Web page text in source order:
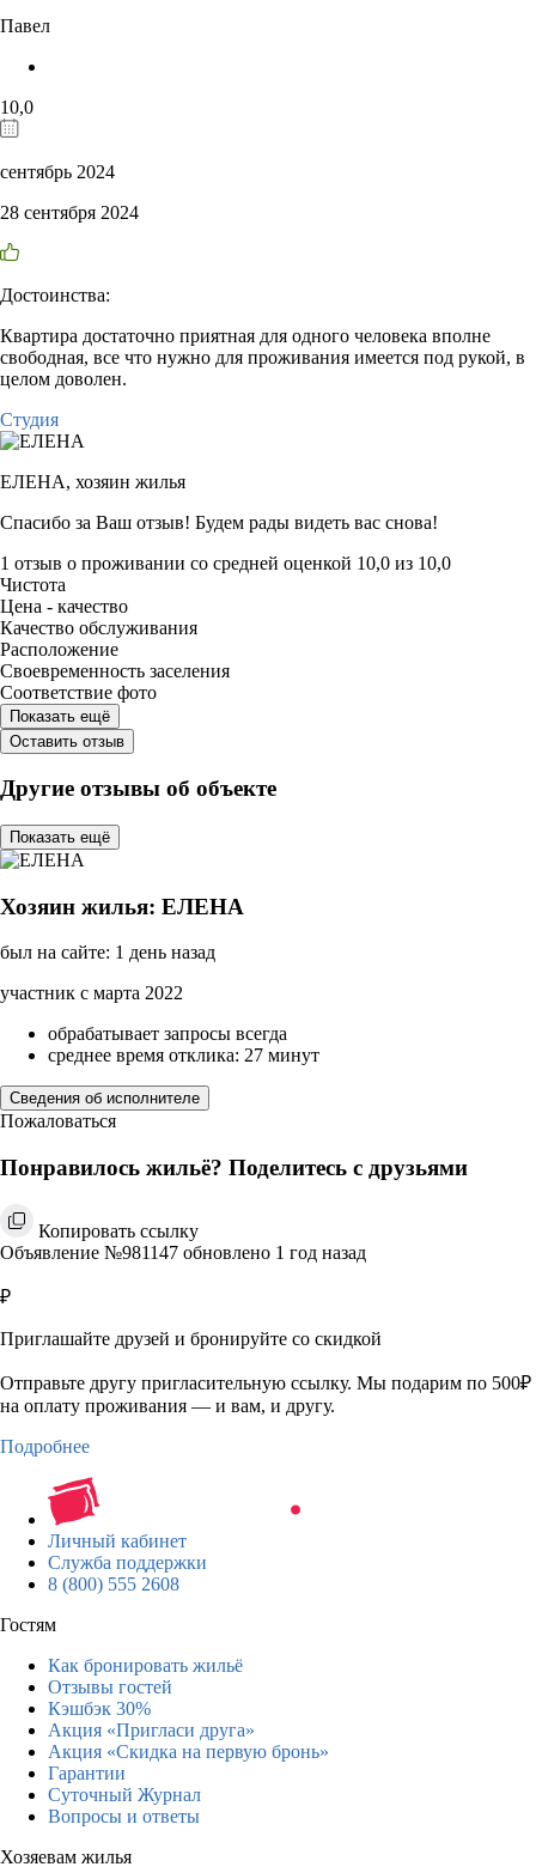
Павел
10,0
сентябрь 2024
28 сентября 2024
Достоинства:
Квартира достаточно приятная для одного человека вполне
свободная, все что нужно для проживания имеется под рукой, в
целом доволен.
Студия
ЕЛЕНА, хозяин жилья
Спасибо за Ваш отзыв! Будем рады видеть вас снова!
1 отзыв о проживании со средней оценкой 10,0 из 10,0
Чистота
Цена - качество
Качество обслуживания
Расположение
Своевременность заселения
Соответствие фото
Показать ещё
Оставить отзыв
Другие отзывы об объекте
Показать ещё
Хозяин жилья: ЕЛЕНА
был на сайте: 1 день назад
участник с марта 2022
обрабатывает запросы всегда
среднее время отклика: 27 минут
Сведения об исполнителе
Пожаловаться
Понравилось жильё? Поделитесь с друзьями
Копировать ссылку
Объявление №981147 обновлено 1 год назад
₽
Приглашайте друзей и бронируйте со скидкой
Отправьте другу пригласительную ссылку. Мы подарим по 500₽
на оплату проживания — и вам, и другу.
Подробнее
Личный кабинет
Служба поддержки
8 (800) 555 2608
Гостям
Как бронировать жильё
Отзывы гостей
Кэшбэк 30%
Акция «Пригласи друга»
Акция «Скидка на первую бронь»
Гарантии
Суточный Журнал
Вопросы и ответы
Хозяевам жилья